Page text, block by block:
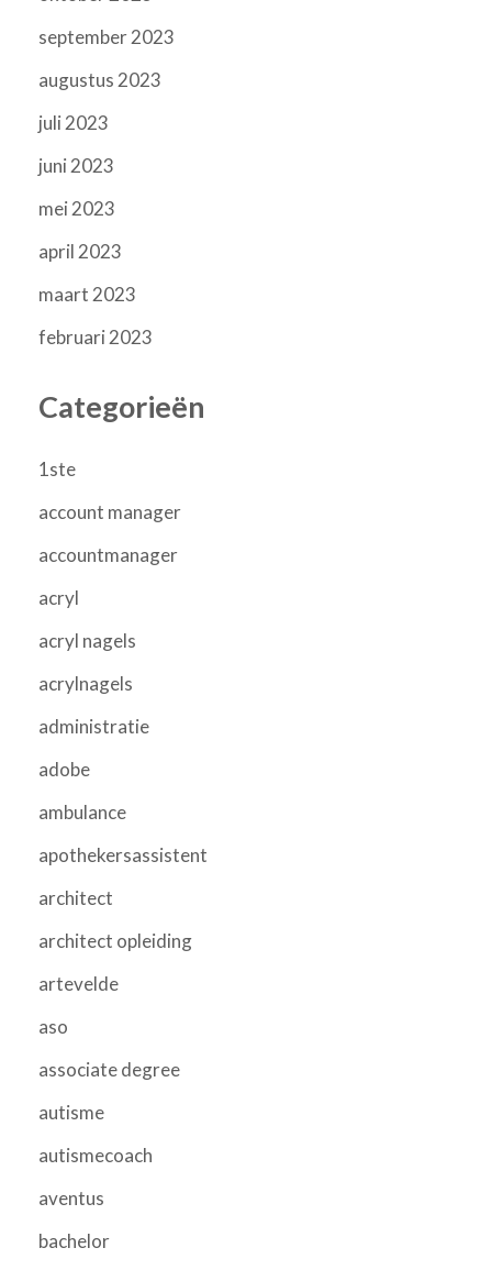
september 2023
augustus 2023
juli 2023
juni 2023
mei 2023
april 2023
maart 2023
februari 2023
Categorieën
1ste
account manager
accountmanager
acryl
acryl nagels
acrylnagels
administratie
adobe
ambulance
apothekersassistent
architect
architect opleiding
artevelde
aso
associate degree
autisme
autismecoach
aventus
bachelor